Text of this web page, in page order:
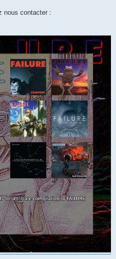
nous contacter :